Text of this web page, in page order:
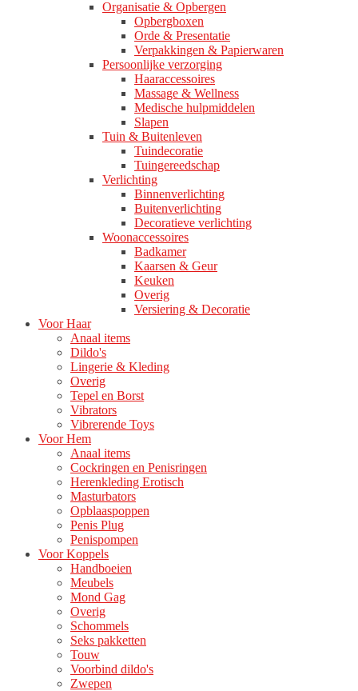
Organisatie & Opbergen
Opbergboxen
Orde & Presentatie
Verpakkingen & Papierwaren
Persoonlijke verzorging
Haaraccessoires
Massage & Wellness
Medische hulpmiddelen
Slapen
Tuin & Buitenleven
Tuindecoratie
Tuingereedschap
Verlichting
Binnenverlichting
Buitenverlichting
Decoratieve verlichting
Woonaccessoires
Badkamer
Kaarsen & Geur
Keuken
Overig
Versiering & Decoratie
Voor Haar
Anaal items
Dildo's
Lingerie & Kleding
Overig
Tepel en Borst
Vibrators
Vibrerende Toys
Voor Hem
Anaal items
Cockringen en Penisringen
Herenkleding Erotisch
Masturbators
Opblaaspoppen
Penis Plug
Penispompen
Voor Koppels
Handboeien
Meubels
Mond Gag
Overig
Schommels
Seks pakketten
Touw
Voorbind dildo's
Zwepen